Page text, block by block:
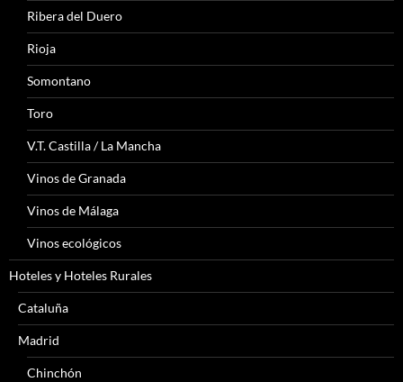
Ribera del Duero
Rioja
Somontano
Toro
V.T. Castilla / La Mancha
Vinos de Granada
Vinos de Málaga
Vinos ecológicos
Hoteles y Hoteles Rurales
Cataluña
Madrid
Chinchón